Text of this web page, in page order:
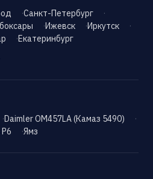
Санкт-Петербург
Ижевск
Иркутск
Екатеринбург
Daimler OM457LA (Камаз 5490)
Ямз